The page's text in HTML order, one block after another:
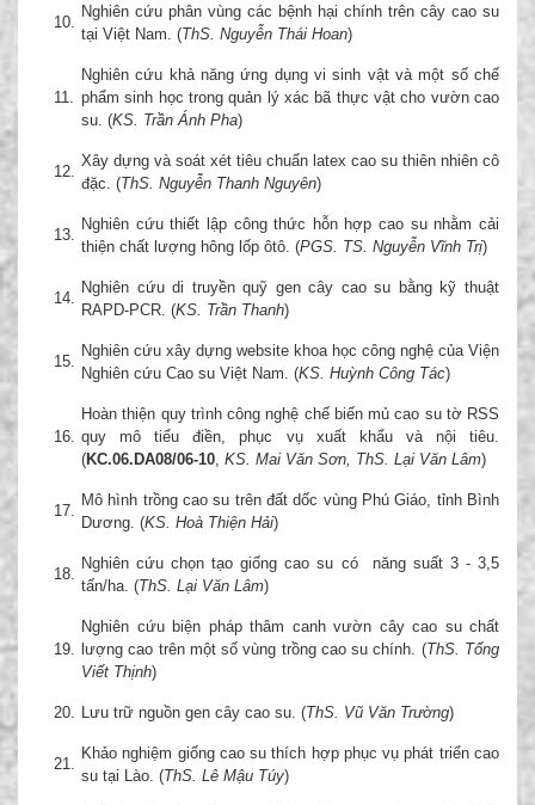
10.
Nghiên cứu phân vùng các bệnh hại chính trên cây cao su
tại Việt Nam. (ThS. Nguyễn Thái Hoan)
11.
Nghiên cứu khả năng ứng dụng vi sinh vật và một số chế
phẩm sinh học trong quản lý xác bã thực vật cho vườn cao
su. (KS. Trần Ánh Pha)
12.
Xây dựng và soát xét tiêu chuẩn latex cao su thiên nhiên cô
đặc. (ThS. Nguyễn Thanh Nguyên)
13.
Nghiên cứu thiết lập công thức hỗn hợp cao su nhằm cải
thiện chất lượng hông lốp ôtô. (PGS. TS. Nguyễn Vĩnh Trị)
14.
Nghiên cứu di truyền quỹ gen cây cao su bằng kỹ thuật
RAPD-PCR. (KS. Trần Thanh)
15.
Nghiên cứu xây dựng website khoa học công nghệ của Viện
Nghiên cứu Cao su Việt Nam. (KS. Huỳnh Công Tác)
16.
Hoàn thiện quy trình công nghệ chế biến mủ cao su tờ RSS
quy mô tiểu điền, phục vụ xuất khẩu và nội tiêu.
(KC.06.DA08/06-10 KS. Mai Văn Sơn, ThS. Lại Văn Lâm)
17.
Mô hình trồng cao su trên đất dốc vùng Phú Giáo, tỉnh Bình
Dương. (KS. Hoà Thiện Hải)
18.
Nghiên cứu chọn tạo giống cao su có năng suất 3 - 3,5
tấn/ha. (ThS. Lại Văn Lâm)
19.
Nghiên cứu biện pháp thâm canh vườn cây cao su chất
lượng cao trên một số vùng trồng cao su chính. (ThS. Tống
Viết Thịnh)
20. Lưu trữ nguồn gen cây cao su. (ThS. Vũ Văn Trường)
21.
Khảo nghiệm giống cao su thích hợp phục vụ phát triển cao
su tại Lào. (ThS. Lê Mậu Túy)